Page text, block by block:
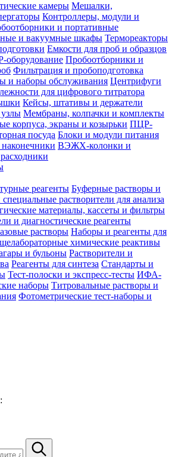
камеры Мешалки,
Контроллеры, модули и
и портативные
и вакуумные шкафы Термореакторы
Емкости для проб и образцов
Пробоотборники и
Фильтрация и пробоподготовка
и наборы обслуживания Центрифуги
для цифрового титратора
Кейсы, штативы и держатели
Мембраны, колпачки и комплекты
корпуса, экраны и козырьки ПЦР-
посуда Блоки и модули питания
ВЭЖХ-колонки и
реагенты Буферные растворы и
растворители для анализа
материалы, кассеты и фильтры
и диагностические реагенты
растворы Наборы и реагенты для
химические реактивы
и бульоны Растворители и
Реагенты для синтеза Стандарты и
Тест-полоски и экспресс-тесты ИФА-
наборы Титровальные растворы и
Фотометрические тест-наборы и